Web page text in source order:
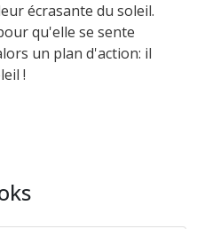
écrasante du soleil.
qu'elle se sente
un plan d'action: il
!